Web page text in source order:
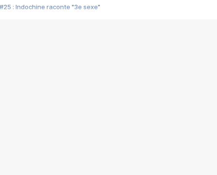
#25 : Indochine raconte "3e sexe"